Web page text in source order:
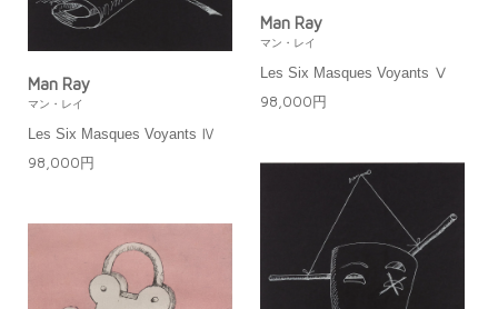
Man Ray
マン・レイ
Les Six Masques Voyants Ⅴ
98,000円
Man Ray
マン・レイ
Les Six Masques Voyants Ⅳ
98,000円